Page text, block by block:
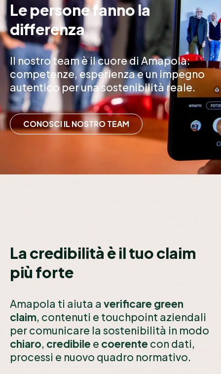
Le persone fanno la
differenza
Il nostro team è il cuore di Amapola:
competenze, esperienza e un impegno
autentico per una sostenibilità reale.
CONOSCI IL NOSTRO TEAM
La credibilità è il tuo claim
più forte
Amapola ti aiuta a verificare green
claim, contenuti e touchpoint aziendali
per comunicare la sostenibilità in modo
chiaro, credibile e coerente con dati,
processi e nuovo quadro normativo.